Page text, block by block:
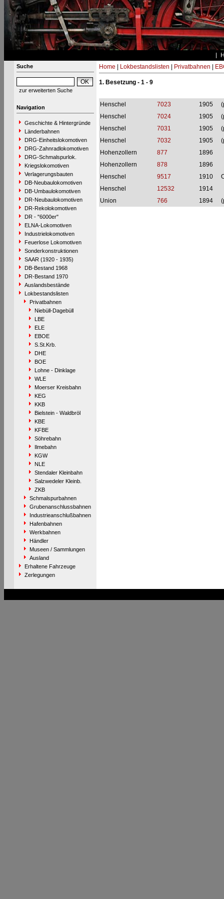
Suche
zur erweiterten Suche
Navigation
Geschichte & Hintergründe
Länderbahnen
DRG-Einheitslokomotiven
DRG-Zahnradlokomotiven
DRG-Schmalspurlok.
Kriegslokomotiven
Verlagerungsbauten
DB-Neubaulokomotiven
DB-Umbaulokomotiven
DR-Neubaulokomotiven
DR-Rekolokomotiven
DR - "6000er"
ELNA-Lokomotiven
Industrielokomotiven
Feuerlose Lokomotiven
Sonderkonstruktionen
SAAR (1920 - 1935)
DB-Bestand 1968
DR-Bestand 1970
Auslandsbestände
Lokbestandslisten
Privatbahnen
Niebüll-Dagebüll
LBE
ELE
EBOE
S.St.Krb.
DHE
BOE
Lohne - Dinklage
WLE
Moerser Kreisbahn
KEG
KKB
Bielstein - Waldbröl
KBE
KFBE
Söhrebahn
Ilmebahn
KGW
NLE
Stendaler Kleinbahn
Salzwedeler Kleinb.
ZKB
Schmalspurbahnen
Grubenanschlussbahnen
Industrieanschlußbahnen
Hafenbahnen
Werkbahnen
Händler
Museen / Sammlungen
Ausland
Erhaltene Fahrzeuge
Zerlegungen
Home Lokbestandslisten Privatbahnen
1. Besetzung - 1 - 9
Henschel 7023 1905
Henschel
7024 1905
Henschel
7031 1905
Henschel
7032 1905
Hohenzollern
877
1896
Hohenzollern
878
1896
Henschel
9517 1910
Henschel
12532
1914
Union
766 1894